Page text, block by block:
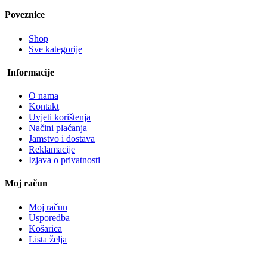
Poveznice
Shop
Sve kategorije
Informacije
O nama
Kontakt
Uvjeti korištenja
Načini plaćanja
Jamstvo i dostava
Reklamacije
Izjava o privatnosti
Moj račun
Moj račun
Usporedba
Košarica
Lista želja